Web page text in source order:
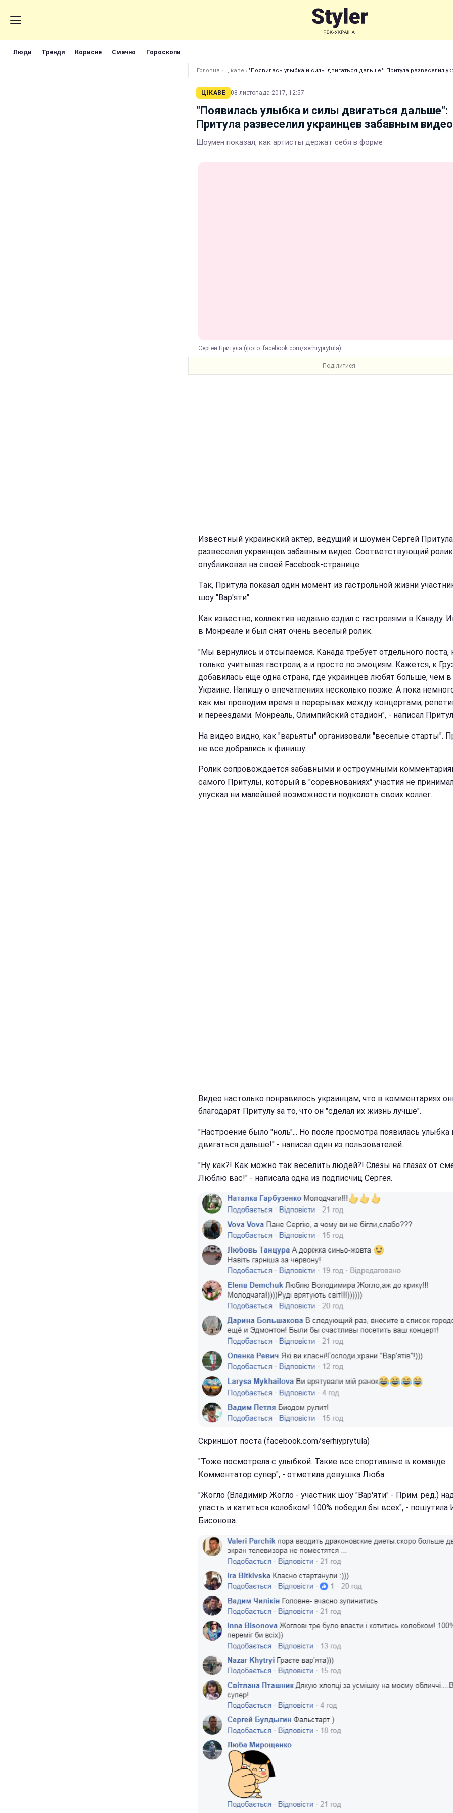
Люди Тренди Корисне Смачно Гороскопи
Головна › Цікаве › "Появилась улыбка и силы двигаться дальше": Притула развеселил
ЦІКАВЕ 08 листопада 2017, 12:57
"Появилась улыбка и силы двигаться дальше":
Притула развеселил украинцев забавным видео
Шоумен показал, как артисты держат себя в форме
Сергей Притула (фото: facebook.com/serhiyprytula)
Поділитися:
Известный украинский актер, ведущий и шоумен Сергей Притула
развеселил украинцев забавным видео. Соответствующий
опубликовал на своей Facebook-странице.
Так, Притула показал один момент из гастрольной жизни
шоу "Вар'яти".
Как известно, коллектив недавно ездил с гастролями в Канаду.
в Монреале и был снят очень веселый ролик.
"Мы вернулись и отсыпаемся. Канада требует отдельного поста,
только учитывая гастроли, а и просто по эмоциям. Кажется, к
добавилась еще одна страна, где украинцев любят больше, чем в
Украине. Напишу о впечатлениях несколько позже. А пока
как мы проводим время в перерывах между концертами,
и переездами. Монреаль, Олимпийский стадион", - написал
На видео видно, как "варьяты" организовали "веселые старты".
не все добрались к финишу.
Ролик сопровождается забавными и остроумными
самого Притулы, который в "соревнованиях" участия не
упускал ни малейшей возможности подколоть своих коллег.
Видео настолько понравилось украинцам, что в комментариях
благодарят Притулу за то, что он "сделал их жизнь лучше".
"Настроение было "ноль"... Но после просмотра появилась улыбка
двигаться дальше!" - написал один из пользователей.
"Ну как?! Как можно так веселить людей?! Слезы на глазах от
Люблю вас!" - написала одна из подписчиц Сергея.
Скриншот поста (facebook.com/serhiyprytula)
"Тоже посмотрела с улыбкой. Такие все спортивные в команде.
Комментатор супер", - отметила девушка Люба.
"Жогло (Владимир Жогло - участник шоу "Вар'яти" - Прим. ред.)
упасть и катиться колобком! 100% победил бы всех", - пошутила
Бисонова.